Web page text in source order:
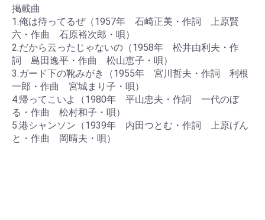
掲載曲
1.俺は待ってるぜ（1957年 石崎正美・作詞 上原賢
六・作曲 石原裕次郎・唄）
2.だから云ったじゃないの（1958年 松井由利夫・作
詞 島田逸平・作曲 松山恵子・唄）
3.ガード下の靴みがき（1955年 宮川哲夫・作詞 利根
一郎・作曲 宮城まり子・唄）
4.帰ってこいよ（1980年 平山忠夫・作詞 一代のぼ
る・作曲 松村和子・唄）
5.港シャンソン（1939年 内田つとむ・作詞 上原げん
と・作曲 岡晴夫・唄）